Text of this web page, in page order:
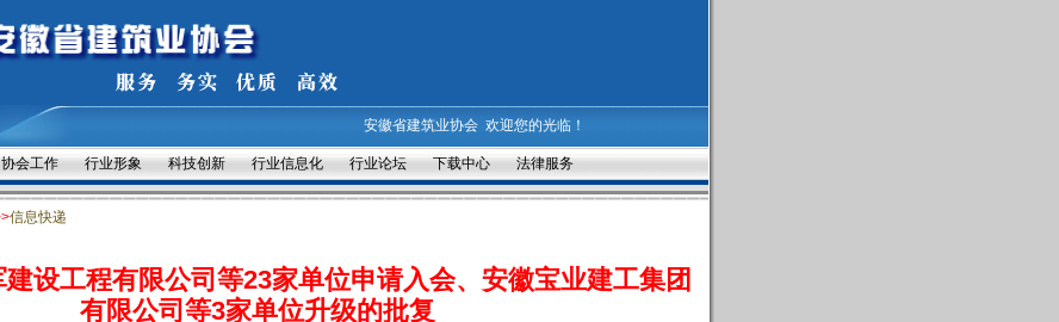
安徽省建筑业协会 欢迎您的光临！
协会工作 行业形象 科技创新 行业信息化 行业论坛 下载中心 法律服务
信息快递
设工程有限公司等23家单位申请入会、安徽宝业建工集团
有限公司等3家单位升级的批复